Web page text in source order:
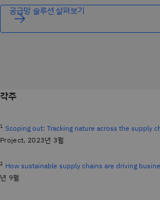
공급망 솔루션 살펴보기
각주
1 Scoping out: Tracking nature across the supply
Project, 2023년 3월
2 How sustainable supply chains are driving
년 9월